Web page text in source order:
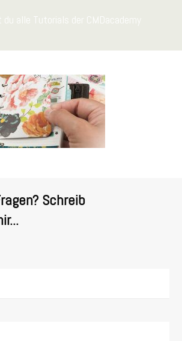
alle Tutorials der CMDacademy
Schreib